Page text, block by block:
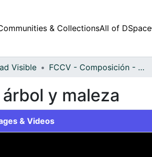
& CollectionsAll of DSpace
Visible FCCV - Composición - Patrimonial
y maleza
& Videos